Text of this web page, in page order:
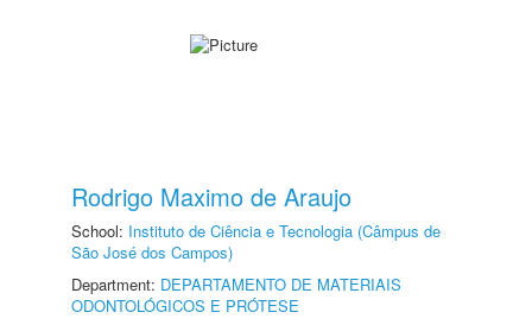
Rodrigo Maximo de Araujo
School: Instituto de Ciência e Tecnologia (Câmpus de
São José dos Campos)
Department: DEPARTAMENTO DE MATERIAIS
ODONTOLÓGICOS E PRÓTESE